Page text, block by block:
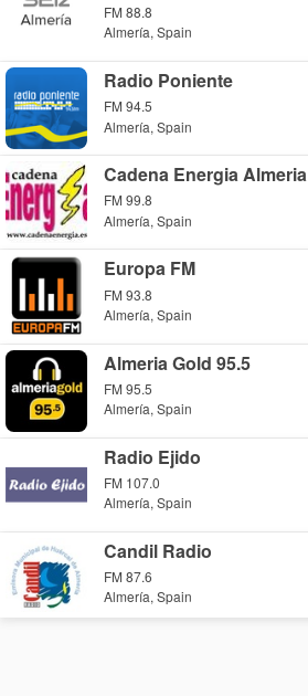
FM 88.8
Almería, Spain
Radio Poniente
FM 94.5
Almería, Spain
Cadena Energia Almeria
FM 99.8
Almería, Spain
Europa FM
FM 93.8
Almería, Spain
Almeria Gold 95.5
FM 95.5
Almería, Spain
Radio Ejido
FM 107.0
Almería, Spain
Candil Radio
FM 87.6
Almería, Spain